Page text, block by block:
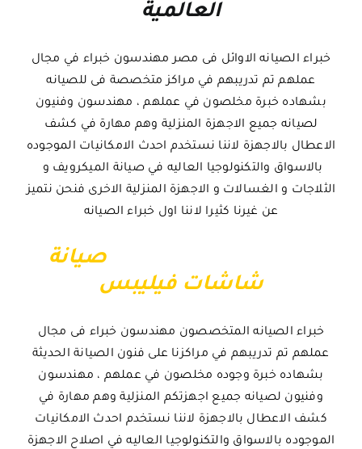
العالمية
خبراء الصيانه الاوائل فى مصر مهندسون خبراء في مجال
عملهم تم تدريبهم في مراكز متخصصة فى للصيانه
بشهاده خبرة مخلصون في عملهم ، مهندسون وفنيون
لصيانه جميع الاجهزة المنزلية وهم مهارة في كشف
الاعطال بالاجهزة لاننا نستخدم احدث الامكانيات الموجوده
بالاسواق والتكنولوجيا العاليه في صيانة الميكرويف و
الثلاجات و الغسالات و الاجهزة المنزلية الاخرى فنحن نتميز
عن غيرنا كثيرا لاننا اول خبراء الصيانه
صيانة
شاشات فيليبس
خبراء الصيانه المتخصصون مهندسون خبراء فى مجال
عملهم تم تدريبهم في مراكزنا على فنون الصيانة الحديثة
بشهاده خبرة وجوده مخلصون في عملهم ، مهندسون
وفنيون لصيانه جميع اجهزتكم المنزلية وهم مهارة في
كشف الاعطال بالاجهزة لاننا نستخدم احدث الامكانيات
الموجوده بالاسواق والتكنولوجيا العاليه في اصلاح الاجهزة